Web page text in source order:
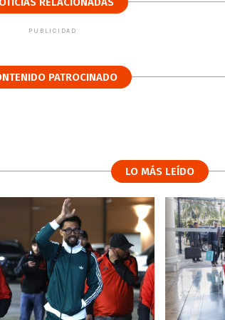
PUBLICIDAD
PATROCINADO
LO MÁS LEÍDO